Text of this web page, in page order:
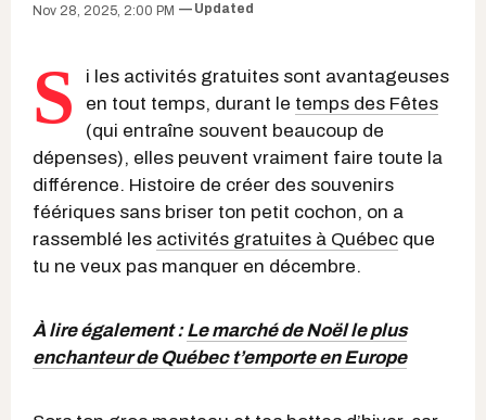
Nov 28, 2025, 2:00 PM Updated
S
i les activités gratuites sont avantageuses
en tout temps, durant le temps des Fêtes
(qui entraîne souvent beaucoup de
dépenses), elles peuvent vraiment faire toute la
différence. Histoire de créer des souvenirs
féériques sans briser ton petit cochon, on a
rassemblé les activités gratuites à Québec que
tu ne veux pas manquer en décembre.
À lire également :Le marché de Noël le plus
enchanteur de Québec t’emporte en Europe